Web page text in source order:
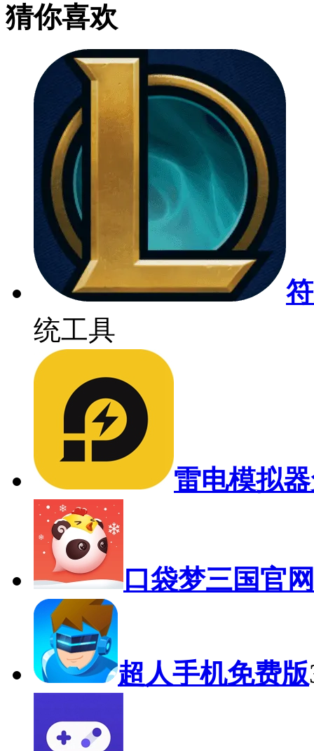
猜你喜欢
统工具
雷电模拟
口袋梦三国官
超人手机免费版